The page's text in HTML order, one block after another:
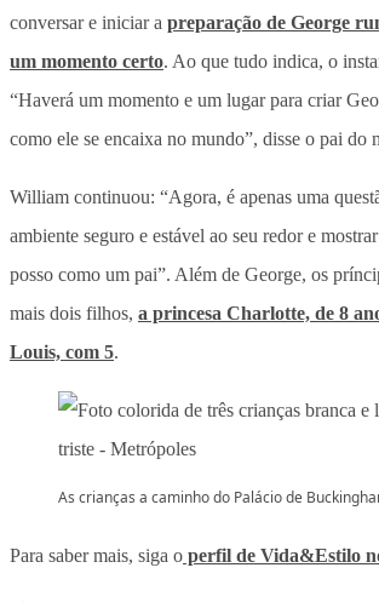
conversar e iniciar a preparação de George
um momento certo. Ao que tudo indica, o
“Haverá um momento e um lugar para criar
como ele se encaixa no mundo”, disse o pai do
William continuou: “Agora, é apenas uma
ambiente seguro e estável ao seu redor e
posso como um pai”. Além de George, os
mais dois filhos, a princesa Charlotte, de 8
Louis, com 5.
As crianças a caminho do Palácio de
Para saber mais, siga o perfil de Vida&Estilo